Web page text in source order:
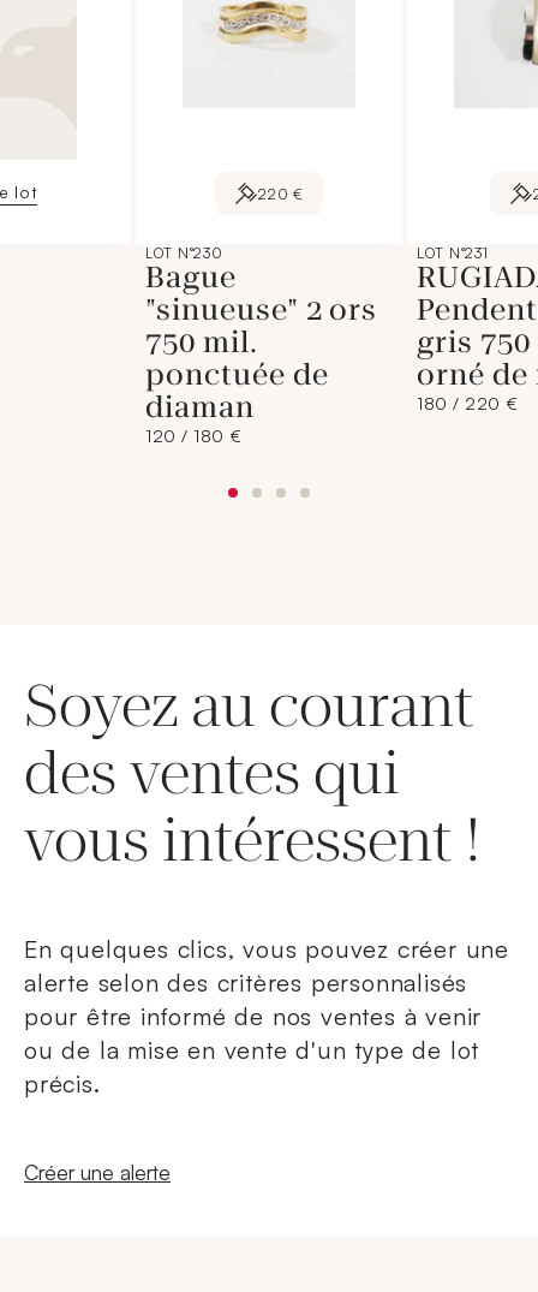
lot 220 €
LOT N°230
Bague
"sinueuse" 2 ors
750 mil.
ponctuée de
diaman
120 / 180 €
LOT N°231
gris
orné de
180 / 220 €
Soyez au courant
des ventes qui
vous intéressent !
En quelques clics, vous pouvez créer une
alerte selon des critères personnalisés
pour être informé de nos ventes à venir
ou de la mise en vente d'un type de lot
précis.
Nouvelle fenêtre
Créer une alerte